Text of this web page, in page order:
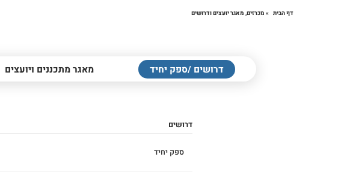
דף הבית » מכרזים, מאגר יועצים ודרושים
דרושים /ספק יחיד מאגר מתכננים ויועצים
דרושים
ספק יחיד